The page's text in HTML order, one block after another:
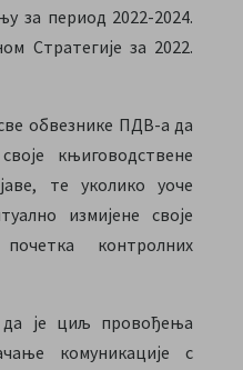
за период 2022-2024.
Стратегије за 2022.
обвезнике ПДВ-а да
књиговодствене
те уколико уоче
измијене своје
контролних
да је циљ провођења
комуникације с